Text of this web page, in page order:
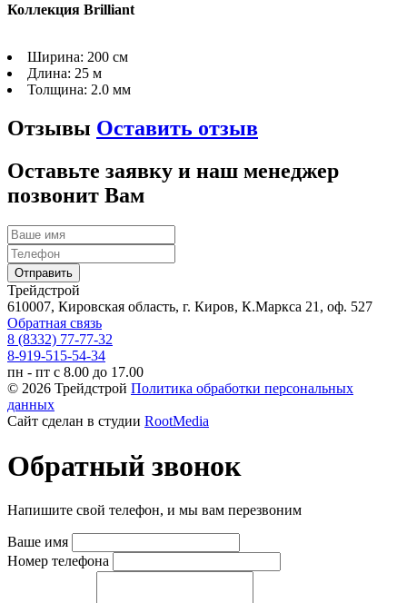
Коллекция Brilliant
Ширина: 200 см
Длина: 25 м
Толщина: 2.0 мм
Отзывы Оставить отзыв
Оставьте заявку и наш менеджер
позвонит Вам
Трейдстрой
610007, Кировская область, г. Киров, К.Маркса 21, оф. 527
Обратная связь
8 (8332) 77-77-32
8-919-515-54-34
пн - пт с 8.00 до 17.00
© 2026 Трейдстрой Политика обработки персональных
данных
Сайт сделан в студии RootMedia
Обратный звонок
Напишите свой телефон, и мы вам перезвоним
Ваше имя
Номер телефона